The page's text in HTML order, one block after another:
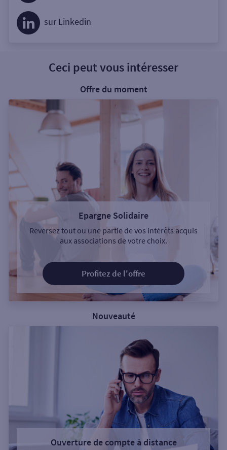
sur Linkedin
Ceci peut vous intéresser
Offre du moment
Epargne Solidaire
Reversez tout ou une partie de vos intérêts acquis
aux associations de votre choix.
Profitez de l'offre
Nouveauté
Ouverture de compte à distance